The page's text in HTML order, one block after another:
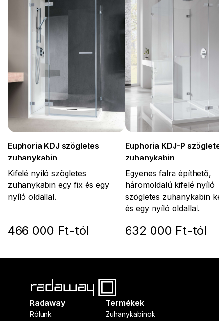
Euphoria KDJ szögletes
zuhanykabin
Kifelé nyíló szögletes
zuhanykabin egy fix és egy
nyíló oldallal.
466 000 Ft-tól
Euphoria KDJ-P
zuhanykabin
Egyenes falra építhető,
háromoldalú kifelé nyíló
szögletes zuhanykabin
és egy nyíló oldallal.
632 000 Ft-tól
Radaway
Rólunk
Termékek
Zuhanykabinok